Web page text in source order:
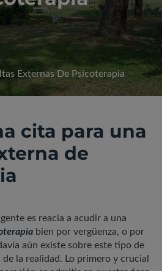
Externas De Psicoterapia
cita para una
de
es reacia a acudir a una
bien por vergüenza, o por
aún existe sobre este tipo de
la realidad. Lo primero y crucial